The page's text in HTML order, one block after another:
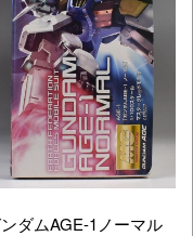
ダムAGE-1ノーマル